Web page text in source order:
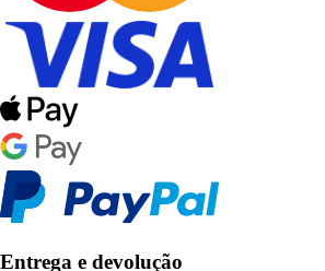
Entrega e devolução